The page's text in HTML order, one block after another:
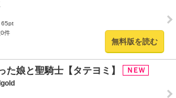
65pt
件
無料版を読む
た娘と聖騎士【タテヨミ】